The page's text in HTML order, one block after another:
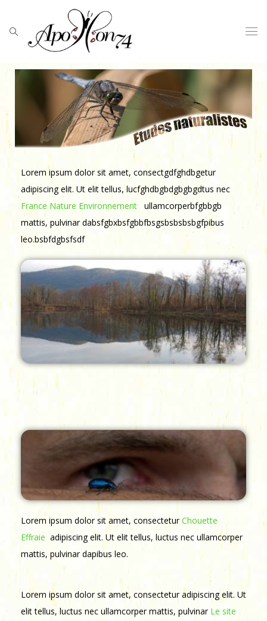
Lorem ipsum dolor sit amet, consectgdfghdbgetur
adipiscing elit. Ut elit tellus, lucfghdbgbdgbgbgdtus nec
France Nature Environnement ullamcorperbfgbbgb
mattis, pulvinar dabsfgbxbsfgbbfbsgsbsbsbsbgfpibus
leo.bsbfdgbsfsdf
Lorem ipsum dolor sit amet, consecteturChouette
Effraie adipiscing elit. Ut elit tellus, luctus nec ullamcorper
mattis, pulvinar dapibus leo.
Lorem ipsum dolor sit amet, consectetur adipiscing elit. Ut
elit tellus, luctus nec ullamcorper mattis, pulvinar Le site